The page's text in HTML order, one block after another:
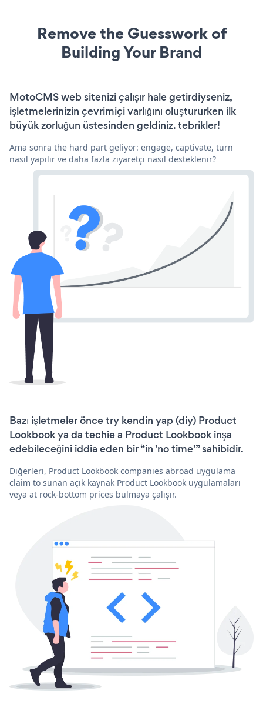
Remove the Guesswork of
Building Your Brand
MotoCMS web sitenizi çalışır hale getirdiyseniz,
işletmelerinizin çevrimiçi varlığını oluştururken ilk
büyük zorluğun üstesinden geldiniz. tebrikler!
Ama sonra the hard part geliyor: engage, captivate, turn
nasıl yapılır ve daha fazla ziyaretçi nasıl desteklenir?
Bazı işletmeler önce try kendin yap (diy) Product
Lookbook ya da techie a Product Lookbook inşa
edebileceğini iddia eden bir “in 'no time'” sahibidir.
Diğerleri, Product Lookbook companies abroad uygulama
claim to sunan açık kaynak Product Lookbook uygulamaları
veya at rock-bottom prices bulmaya çalışır.